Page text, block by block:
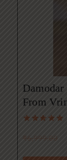
From
₹6,999.00